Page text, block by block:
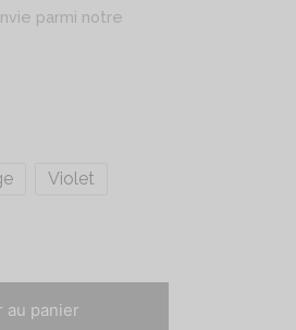
parmi notre
Violet
au panier